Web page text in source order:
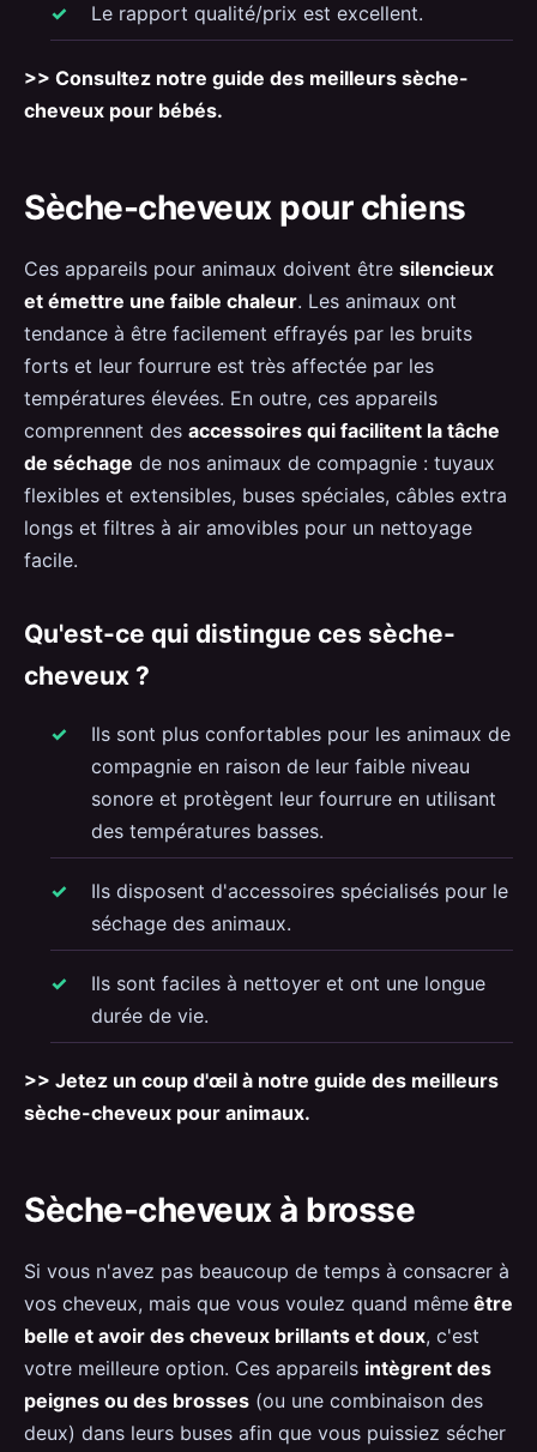
Le rapport qualité/prix est excellent.
>> Consultez notre guide des meilleurs sèche-
cheveux pour bébés.
Sèche-cheveux pour chiens
Ces appareils pour animaux doivent être silencieux
et émettre une faible chaleur. Les animaux ont
tendance à être facilement effrayés par les bruits
forts et leur fourrure est très affectée par les
températures élevées. En outre, ces appareils
comprennent des accessoires qui facilitent la tâche
de séchage de nos animaux de compagnie : tuyaux
flexibles et extensibles, buses spéciales, câbles extra
longs et filtres à air amovibles pour un nettoyage
facile.
Qu'est-ce qui distingue ces sèche-
cheveux ?
Ils sont plus confortables pour les animaux de
compagnie en raison de leur faible niveau
sonore et protègent leur fourrure en utilisant
des températures basses.
Ils disposent d'accessoires spécialisés pour le
séchage des animaux.
Ils sont faciles à nettoyer et ont une longue
durée de vie.
>> Jetez un coup d'œil à notre guide des meilleurs
sèche-cheveux pour animaux.
Sèche-cheveux à brosse
Si vous n'avez pas beaucoup de temps à consacrer à
vos cheveux, mais que vous voulez quand même être
belle et avoir des cheveux brillants et doux, c'est
votre meilleure option. Ces appareils intègrent des
peignes ou des brosses (ou une combinaison des
deux) dans leurs buses afin que vous puissiez sécher